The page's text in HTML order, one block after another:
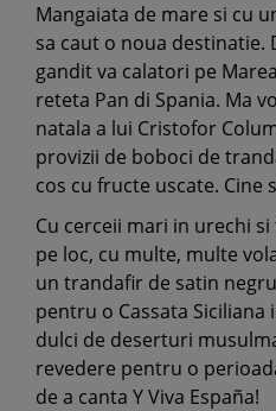
Mangaiata de mare si cu
sa caut o noua destinatie.
gandit va calatori pe
reteta Pan di Spania. Ma
natala a lui Cristofor
provizii de boboci de
cos cu fructe uscate. Cine
Cu cerceii mari in urechi
pe loc, cu multe, multe
un trandafir de satin
pentru o Cassata
dulci de deserturi
revedere pentru o
de a canta Y Viva España!